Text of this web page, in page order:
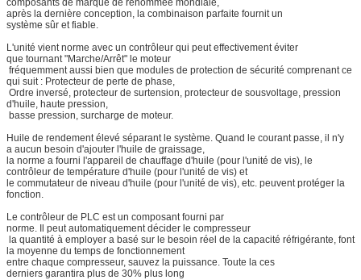
composants de marque de renommée mondiale,
après la dernière conception, la combinaison parfaite fournit un
système sûr et fiable.
L'unité vient norme avec un contrôleur qui peut effectivement éviter
que tournant "Marche/Arrêt" le moteur
fréquemment aussi bien que modules de protection de sécurité comprenant ce
qui suit : Protecteur de perte de phase,
Ordre inversé, protecteur de surtension, protecteur de sousvoltage, pression
d'huile, haute pression,
basse pression, surcharge de moteur.
Huile de rendement élevé séparant le système. Quand le courant passe, il n'y
a aucun besoin d'ajouter l'huile de graissage,
la norme a fourni l'appareil de chauffage d'huile (pour l'unité de vis), le
contrôleur de température d'huile (pour l'unité de vis) et
le commutateur de niveau d'huile (pour l'unité de vis), etc. peuvent protéger la
fonction.
Le contrôleur de PLC est un composant fourni par
norme. Il peut automatiquement décider le compresseur
la quantité à employer a basé sur le besoin réel de la capacité réfrigérante, font
la moyenne du temps de fonctionnement
entre chaque compresseur, sauvez la puissance. Toute la ces
derniers garantira plus de 30% plus long